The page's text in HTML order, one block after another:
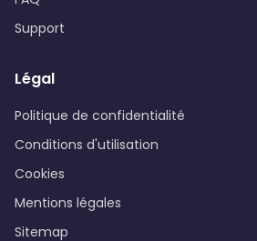
Support
Légal
Politique de confidentialité
Conditions d'utilisation
Cookies
Mentions légales
Sitemap